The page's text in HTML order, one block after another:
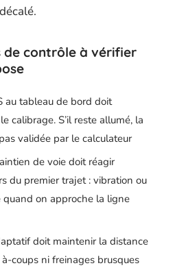
de contrôle à vérifier
au tableau de bord doit
calibrage. S’il reste allumé, la
validée par le calculateur
de voie doit réagir
du premier trajet : vibration ou
quand on approche la ligne
doit maintenir la distance
coups ni freinages brusques